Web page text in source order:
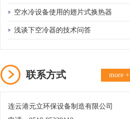
备的需要
空水冷设备使用的翅片式换热器
浅谈下空冷器的技术问答
联系方式 more +
连云港元立环保设备制造有限公司